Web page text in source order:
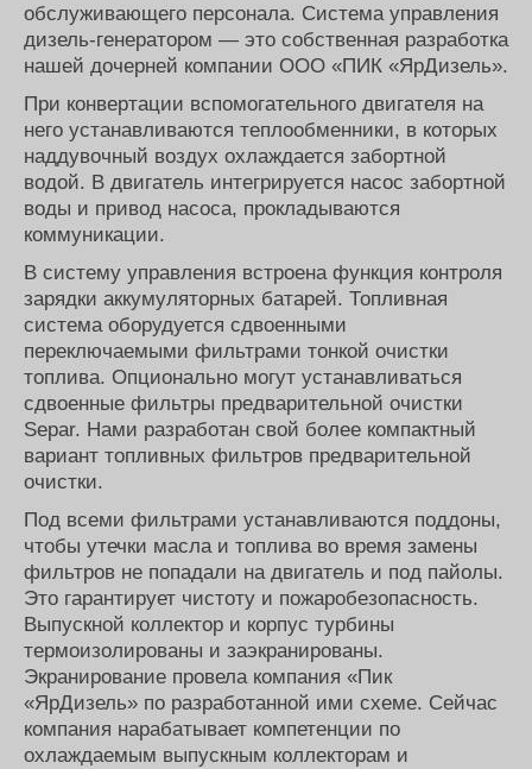
обслуживающего персонала. Система управления
дизель-генератором — это собственная разработка
нашей дочерней компании ООО «ПИК «ЯрДизель».
При конвертации вспомогательного двигателя на
него устанавливаются теплообменники, в которых
наддувочный воздух охлаждается забортной
водой. В двигатель интегрируется насос забортной
воды и привод насоса, прокладываются
коммуникации.
В систему управления встроена функция контроля
зарядки аккумуляторных батарей. Топливная
система оборудуется сдвоенными
переключаемыми фильтрами тонкой очистки
топлива. Опционально могут устанавливаться
сдвоенные фильтры предварительной очистки
Separ. Нами разработан свой более компактный
вариант топливных фильтров предварительной
очистки.
Под всеми фильтрами устанавливаются поддоны,
чтобы утечки масла и топлива во время замены
фильтров не попадали на двигатель и под пайолы.
Это гарантирует чистоту и пожаробезопасность.
Выпускной коллектор и корпус турбины
термоизолированы и заэкранированы.
Экранирование провела компания «Пик
«ЯрДизель» по разработанной ими схеме. Сейчас
компания нарабатывает компетенции по
охлаждаемым выпускным коллекторам и